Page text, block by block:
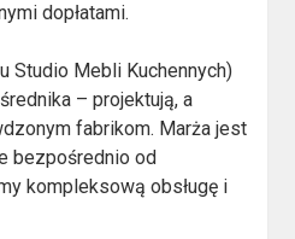
dopłatami.
Studio Mebli Kuchennych)
– projektują, a
fabrikom. Marża jest
bezpośrednio od
kompleksową obsługę i